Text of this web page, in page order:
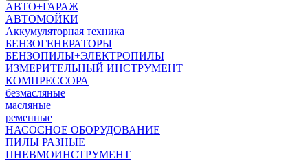
АВТО+ГАРАЖ
АВТОМОЙКИ
Аккумуляторная техника
БЕНЗОГЕНЕРАТОРЫ
БЕНЗОПИЛЫ+ЭЛЕКТРОПИЛЫ
ИЗМЕРИТЕЛЬНЫЙ ИНСТРУМЕНТ
КОМПРЕССОРА
безмасляные
масляные
ременные
НАСОСНОЕ ОБОРУДОВАНИЕ
ПИЛЫ РАЗНЫЕ
ПНЕВМОИНСТРУМЕНТ